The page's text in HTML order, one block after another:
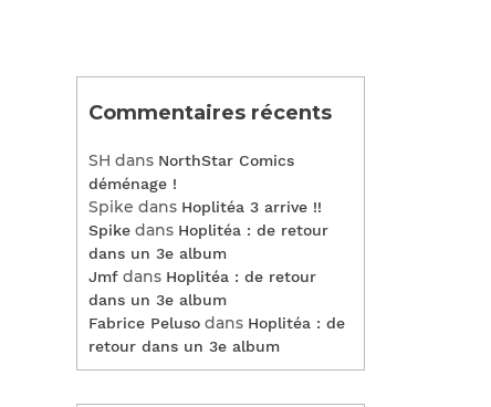
Commentaires récents
SH dans NorthStar Comics
déménage !
Spike dans Hoplitéa 3 arrive !!
Spike dans Hoplitéa : de retour
dans un 3e album
Jmf dans Hoplitéa : de retour
dans un 3e album
Fabrice Peluso dans Hoplitéa : de
retour dans un 3e album